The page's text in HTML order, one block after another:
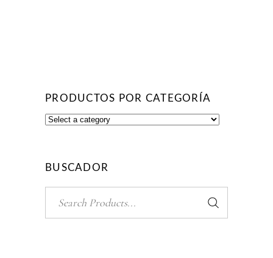
PRODUCTOS POR CATEGORÍA
BUSCADOR